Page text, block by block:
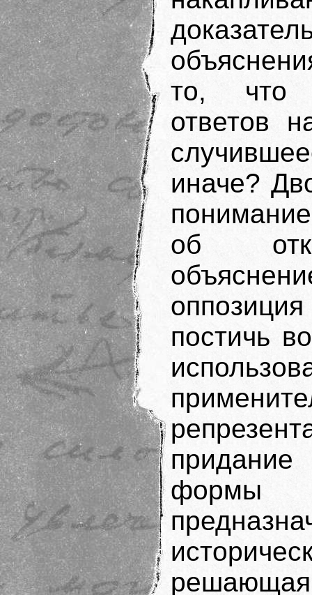
то, что
ответов
иначе?
об
постичь
формы
решающая